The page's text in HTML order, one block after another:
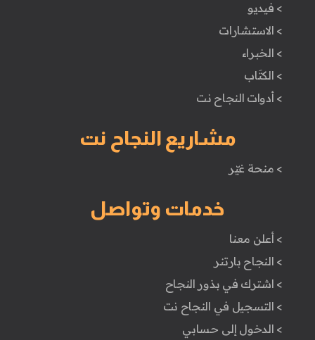
> فيديو
> الاستشارات
> الخبراء
> الكتَاب
> أدوات النجاح نت
مشاريع النجاح نت
> منحة غيّر
خدمات وتواصل
> أعلن معنا
> النجاح بارتنر
> اشترك في بذور النجاح
> التسجيل في النجاح نت
> الدخول إلى حسابي